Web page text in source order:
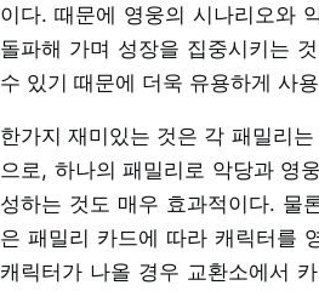
이다. 때문에 영웅의 시나리오와
돌파해 가며 성장을 집중시키는
수 있기 때문에 더욱 유용하게 사
한가지 재미있는 것은 각 패밀리
으로, 하나의 패밀리로 악당과 영
성하는 것도 매우 효과적이다. 물
은 패밀리 카드에 따라 캐릭터를
캐릭터가 나올 경우 교환소에서